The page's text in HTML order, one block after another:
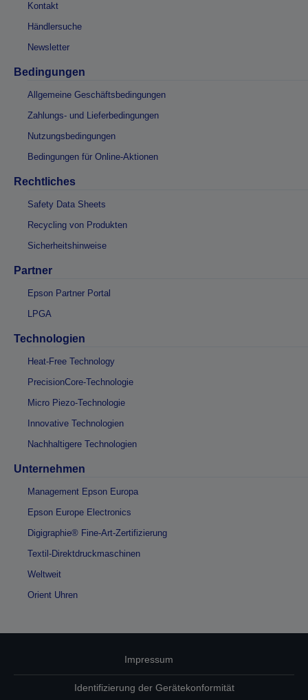
Kontakt
Händlersuche
Newsletter
Bedingungen
Allgemeine Geschäftsbedingungen
Zahlungs- und Lieferbedingungen
Nutzungsbedingungen
Bedingungen für Online-Aktionen
Rechtliches
Safety Data Sheets
Recycling von Produkten
Sicherheitshinweise
Partner
Epson Partner Portal
LPGA
Technologien
Heat-Free Technology
PrecisionCore-Technologie
Micro Piezo-Technologie
Innovative Technologien
Nachhaltigere Technologien
Unternehmen
Management Epson Europa
Epson Europe Electronics
Digigraphie® Fine-Art-Zertifizierung
Textil-Direktdruckmaschinen
Weltweit
Orient Uhren
Impressum
Identifizierung der Gerätekonformität